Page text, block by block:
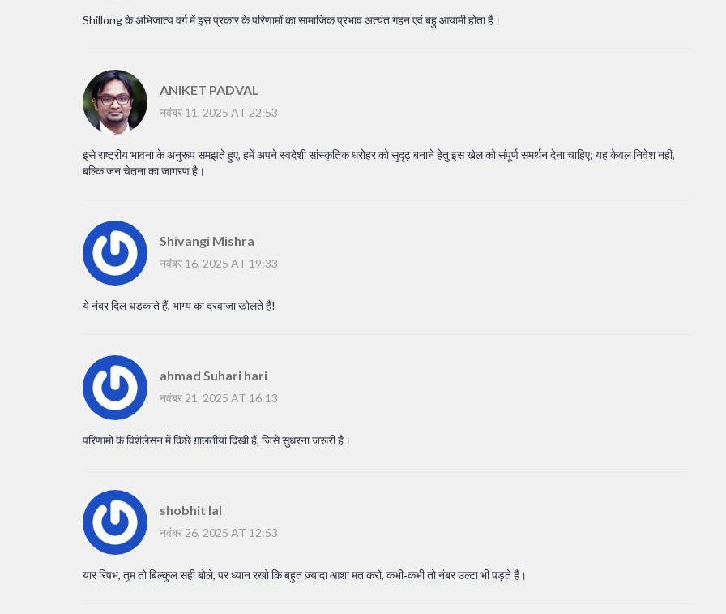
Shillong के अभिजात्य वर्ग में इस प्रकार के परिणामों का सामाजिक प्रभाव अत्यंत गहन एवं बहु आयामी होता है।
ANIKET PADVAL
नवंबर 11, 2025 AT 22:53
इसे राष्ट्रीय भावना के अनुरूप समझते हुए, हमें अपने स्वदेशी सांस्कृतिक धरोहर को सुदृढ़ बनाने हेतु इस खेल को संपूर्ण समर्थन देना चाहिए; यह केवल निवेश नहीं,
बल्कि जन चेतना का जागरण है।
Shivangi Mishra
नवंबर 16, 2025 AT 19:33
ये नंबर दिल धड़काते हैं, भाग्य का दरवाजा खोलते हैं!
ahmad Suhari hari
नवंबर 21, 2025 AT 16:13
परिणामों कॆ विशॆलेसन में किछे ग़ालतीयां दिखी हैं, जिसे सुधरना जरूरी है।
shobhit lal
नवंबर 26, 2025 AT 12:53
यार रिषभ, तुम तो बिल्कुल सही बोले, पर ध्यान रखो कि बहुत ज़्यादा आशा मत करो, कभी‑कभी तो नंबर उल्टा भी पड़ते हैं।